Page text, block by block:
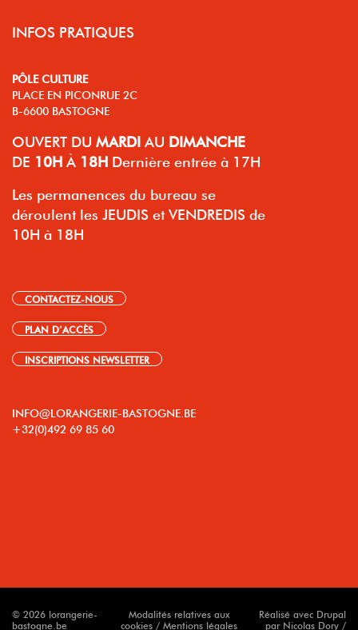
INFOS PRATIQUES
PÔLE CULTURE
PLACE EN PICONRUE 2C
B-6600 BASTOGNE
OUVERT DU MARDI AU DIMANCHE
DE 10H À 18H Dernière entrée à 17H
Les permanences du bureau se
déroulent les JEUDIS et VENDREDIS de
10H à 18H
CONTACTEZ-NOUS
PLAN D’ACCÈS
INSCRIPTIONS NEWSLETTER
INFO@LORANGERIE-BASTOGNE.BE
+32(0)492 69 85 60
© 2026 lorangerie-
bastogne.be
Modalités relatives aux
cookies / Mentions légales
Réalisé avec Drupal
par Nicolas Dory /